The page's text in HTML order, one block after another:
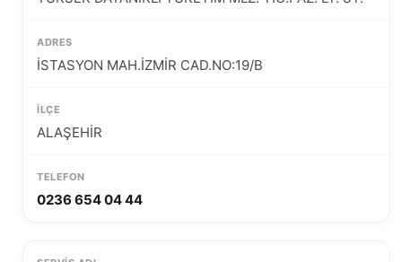
İSTASYON MAH.İZMİR CAD.NO:19/B
ALAŞEHİR
0236 654 04 44